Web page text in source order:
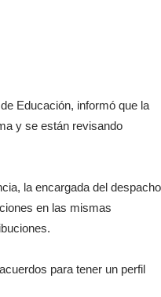
Educación, informó que la
y se están revisando
la encargada del despacho
en las mismas
para tener un perfil